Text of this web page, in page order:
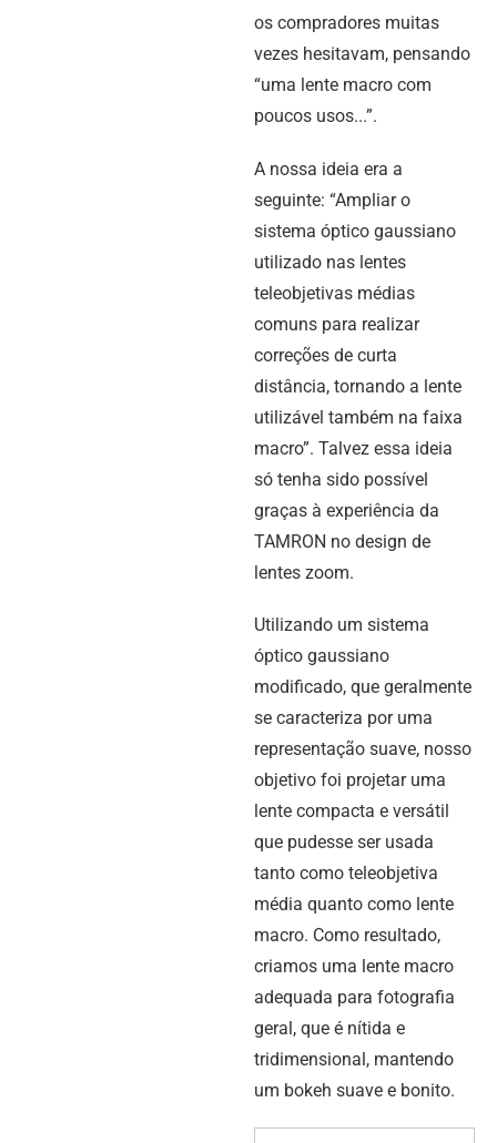
os compradores muitas
vezes hesitavam, pensando
“uma lente macro com
poucos usos...”.
A nossa ideia era a
seguinte: “Ampliar o
sistema óptico gaussiano
utilizado nas lentes
teleobjetivas médias
comuns para realizar
correções de curta
distância, tornando a lente
utilizável também na faixa
macro”. Talvez essa ideia
só tenha sido possível
graças à experiência da
TAMRON no design de
lentes zoom.
Utilizando um sistema
óptico gaussiano
modificado, que geralmente
se caracteriza por uma
representação suave, nosso
objetivo foi projetar uma
lente compacta e versátil
que pudesse ser usada
tanto como teleobjetiva
média quanto como lente
macro. Como resultado,
criamos uma lente macro
adequada para fotografia
geral, que é nítida e
tridimensional, mantendo
um bokeh suave e bonito.